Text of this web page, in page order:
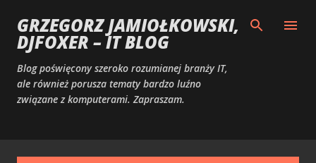
Przejdź do głównej zawartości
GRZEGORZ JAMIOŁKOWSKI,
DJFOXER – IT BLOG
Blog poświęcony szeroko rozumianej branży IT,
ale również porusza tematy bardzo luźno
związane z komputerami. Zapraszam.